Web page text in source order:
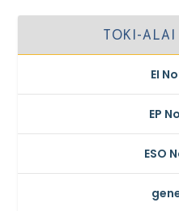
TOKI-
EI
EP
ESO